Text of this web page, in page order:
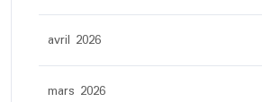
avril 2026
mars 2026